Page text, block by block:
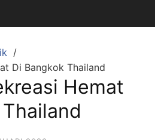
Di Bangkok Thailand
Hemat